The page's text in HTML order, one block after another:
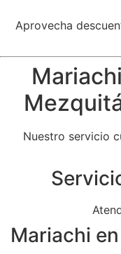
Aprovecha
Nuestro servicio
Mariachi